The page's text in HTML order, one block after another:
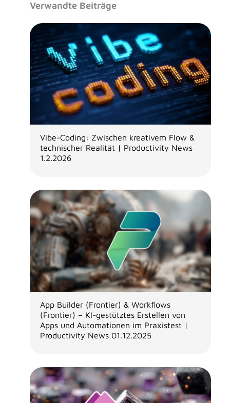
Verwandte Beiträge
Vibe-Coding: Zwischen kreativem Flow &
technischer Realität | Productivity News
1.2.2026
App Builder (Frontier) & Workflows
(Frontier) – KI-gestütztes Erstellen von
Apps und Automationen im Praxistest |
Productivity News 01.12.2025